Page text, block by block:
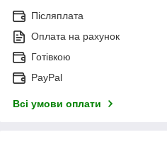
Післяплата
Оплата на рахунок
Готівкою
PayPal
Всі умови оплати